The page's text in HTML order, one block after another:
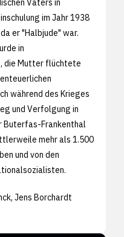
Vaters in
im Jahr 1938
er "Halbjude" war.
in
die Mutter flüchtete
während des Krieges
und Verfolgung in
Buterfas-Frankenthal
mehr als 1.500
und von den
Jens Borchardt